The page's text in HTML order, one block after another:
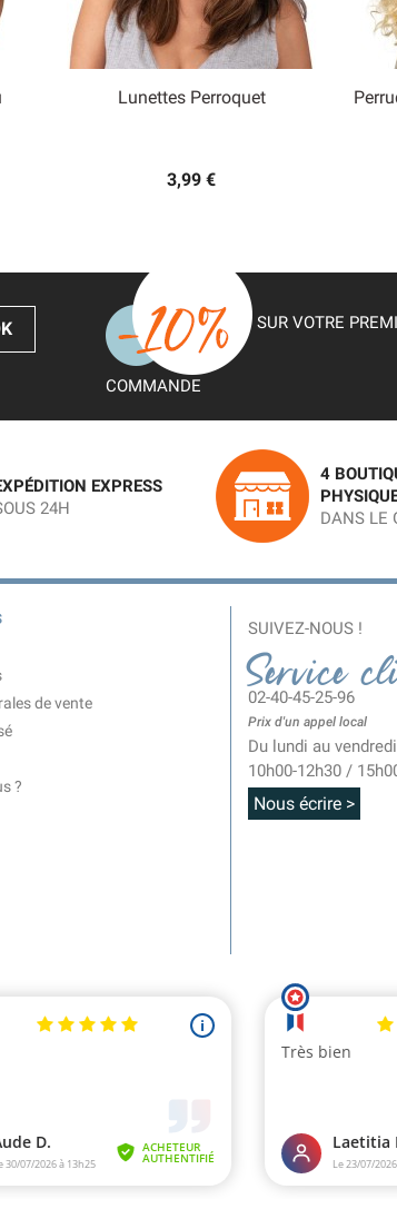
Lunettes Perroquet
3,99 €
SUR VOTRE
COMMANDE
EXPRESS
24H
4
DANS LE
de vente
?
SUIVEZ-NOUS !
Service
02-40-45-25-96
Prix d'un appel local
Du lundi au vendredi
10h00-12h30 /
Nous écrire >